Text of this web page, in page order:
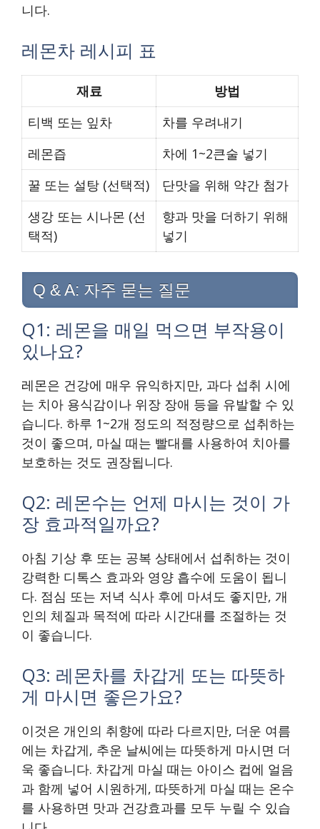
니다.
레몬차 레시피 표
재료
방법
티백 또는 잎차
차를 우려내기
레몬즙
차에 1~2큰술 넣기
꿀 또는 설탕 (선택적)
단맛을 위해 약간 첨가
생강 또는 시나몬 (선
택적)
향과 맛을 더하기 위해
넣기
Q & A: 자주 묻는 질문
Q1: 레몬을 매일 먹으면 부작용이
있나요?
레몬은 건강에 매우 유익하지만, 과다 섭취 시에
는 치아 용식감이나 위장 장애 등을 유발할 수 있
습니다. 하루 1~2개 정도의 적정량으로 섭취하는
것이 좋으며, 마실 때는 빨대를 사용하여 치아를
보호하는 것도 권장됩니다.
Q2: 레몬수는 언제 마시는 것이 가
장 효과적일까요?
아침 기상 후 또는 공복 상태에서 섭취하는 것이
강력한 디톡스 효과와 영양 흡수에 도움이 됩니
다. 점심 또는 저녁 식사 후에 마셔도 좋지만, 개
인의 체질과 목적에 따라 시간대를 조절하는 것
이 좋습니다.
Q3: 레몬차를 차갑게 또는 따뜻하
게 마시면 좋은가요?
이것은 개인의 취향에 따라 다르지만, 더운 여름
에는 차갑게, 추운 날씨에는 따뜻하게 마시면 더
욱 좋습니다. 차갑게 마실 때는 아이스 컵에 얼음
과 함께 넣어 시원하게, 따뜻하게 마실 때는 온수
를 사용하면 맛과 건강효과를 모두 누릴 수 있습